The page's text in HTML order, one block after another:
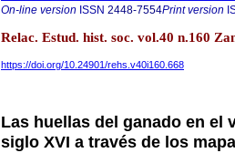
On-line version ISSN 2448-7554Print version
Relac. Estud. hist. soc. vol.40 n.160
https://doi.org/10.24901/rehs.v40i160.668
Las huellas del ganado en el
siglo XVI a través de los